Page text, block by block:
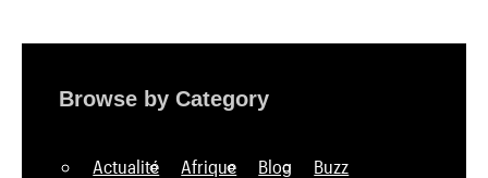
Browse by Category
Actualité Afrique Blog Buzz